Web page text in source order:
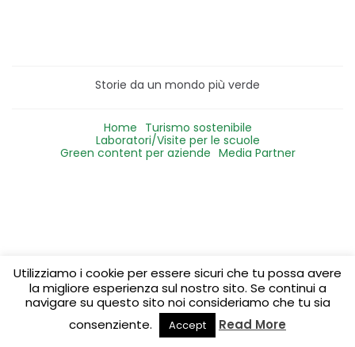
Storie da un mondo più verde
Home Turismo sostenibile
Laboratori/Visite per le scuole
Green content per aziende Media Partner
Utilizziamo i cookie per essere sicuri che tu possa avere
la migliore esperienza sul nostro sito. Se continui a
navigare su questo sito noi consideriamo che tu sia
consenziente.
Accept Read More